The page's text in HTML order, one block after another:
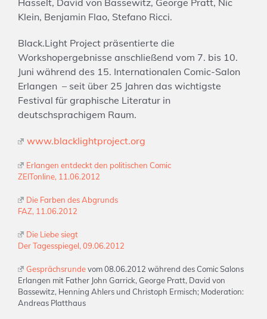
Klein, Benjamin Flao, Stefano Ricci.
Black.Light Project präsentierte die
Workshopergebnisse anschließend vom 7. bis 10.
Juni während des 15. Internationalen Comic-Salon
Erlangen – seit über 25 Jahren das wichtigste
Festival für graphische Literatur in
deutschsprachigem Raum.
www.blacklightproject.org
Erlangen entdeckt den politischen Comic
ZEITonline, 11.06.2012
Die Farben des Abgrunds
FAZ, 11.06.2012
Die Liebe siegt
Der Tagesspiegel, 09.06.2012
Gesprächsrundevom 08.06.2012 während des Comic Salons
Erlangen mit Father John Garrick, George Pratt, David von
Bassewitz, Henning Ahlers und Christoph Ermisch; Moderation:
Andreas Platthaus